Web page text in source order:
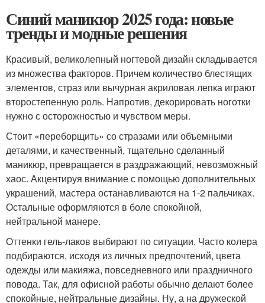
Синий маникюр 2025 года: новые
тренды и модные решения
Красивый, великолепный ногтевой дизайн складывается
из множества факторов. Причем количество блестящих
элементов, страз или вычурная акриловая лепка играют
второстепенную роль. Напротив, декорировать ноготки
нужно с осторожностью и чувством меры.
Стоит «переборщить» со стразами или объемными
деталями, и качественный, тщательно сделанный
маникюр, превращается в раздражающий, невозможный
хаос. Акцентируя внимание с помощью дополнительных
украшений, мастера останавливаются на 1-2 пальчиках.
Остальные оформляются в боле спокойной,
нейтральной манере.
Оттенки гель-лаков выбирают по ситуации. Часто колера
подбираются, исходя из личных предпочтений, цвета
одежды или макияжа, повседневного или праздничного
повода. Так, для офисной работы обычно делают более
спокойные, нейтральные дизайны. Ну, а на дружеской